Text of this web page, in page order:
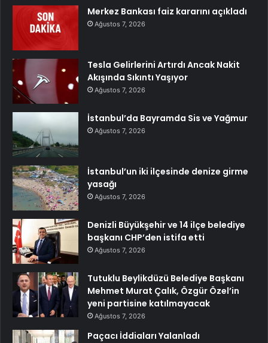
Merkez Bankası faiz kararını açıkladı
Ağustos 7, 2026
Tesla Gelirlerini Artırdı Ancak Nakit
Akışında Sıkıntı Yaşıyor
Ağustos 7, 2026
İstanbul’da Bayramda Sis ve Yağmur
Ağustos 7, 2026
İstanbul’un iki ilçesinde denize girme
yasağı
Ağustos 7, 2026
Denizli Büyükşehir ve 14 ilçe belediye
başkanı CHP’den istifa etti
Ağustos 7, 2026
Tutuklu Beylikdüzü Belediye Başkanı
Mehmet Murat Çalık, Özgür Özel’in
yeni partisine katılmayacak
Ağustos 7, 2026
Paçacı İddiaları Yalanladı